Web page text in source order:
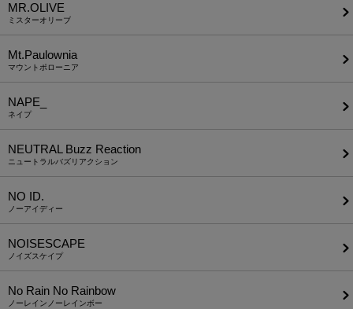
MR.OLIVE
ミスターオリーブ
Mt.Paulownia
マウントポローニア
NAPE_
ネイプ
NEUTRAL Buzz Reaction
ニュートラルバズリアクション
NO ID.
ノーアイディー
NOISESCAPE
ノイズスケイプ
No Rain No Rainbow
ノーレインノーレインボー